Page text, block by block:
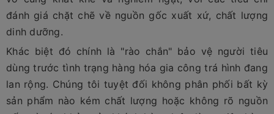
đánh giá chặt chẽ về nguồn gốc xuất xứ, chất lượng
dinh dưỡng.
Khác biệt đó chính là "rào chắn" bảo vệ người tiêu
dùng trước tình trạng hàng hóa gia công trá hình đang
lan rộng. Chúng tôi tuyệt đối không phân phối bất kỳ
sản phẩm nào kém chất lượng hoặc không rõ nguồn